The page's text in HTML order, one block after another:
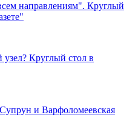
направлениям". Круглый
узел? Круглый стол в
и Варфоломеевская